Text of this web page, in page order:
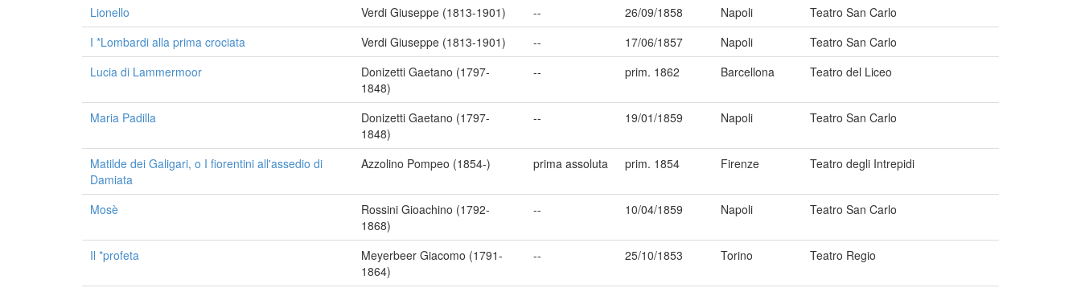
Lionello
Verdi Giuseppe (1813-1901) -- 26/09/1858 Napoli
Teatro San Carlo
I *Lombardi alla prima crociata
Verdi Giuseppe (1813-1901) -- 17/06/1857 Napoli
Teatro San Carlo
Lucia di Lammermoor
Donizetti Gaetano (1797-
1848)
-- prim. 1862 Barcellona Teatro del Liceo
Maria Padilla
Donizetti Gaetano (1797-
1848)
-- 19/01/1859 Napoli Teatro San Carlo
Matilde dei Galigari, o I fiorentini all'assedio di
Damiata
Azzolino Pompeo (1854-) prima assoluta prim. 1854 Firenze Teatro degli Intrepidi
Mosè
Rossini Gioachino (1792-
1868)
-- 10/04/1859 Napoli Teatro San Carlo
Il *profeta
Meyerbeer Giacomo (1791-
1864)
-- 25/10/1853 Torino Teatro Regio